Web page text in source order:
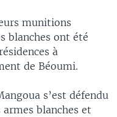
munitions
blanches ont été
à
de Béoumi.
s’est défendu
blanches et